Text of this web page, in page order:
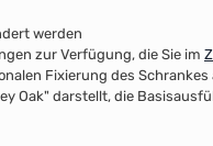
werden
zur Verfügung, die Sie im
Fixierung des Schrankes
Oak" darstellt, die